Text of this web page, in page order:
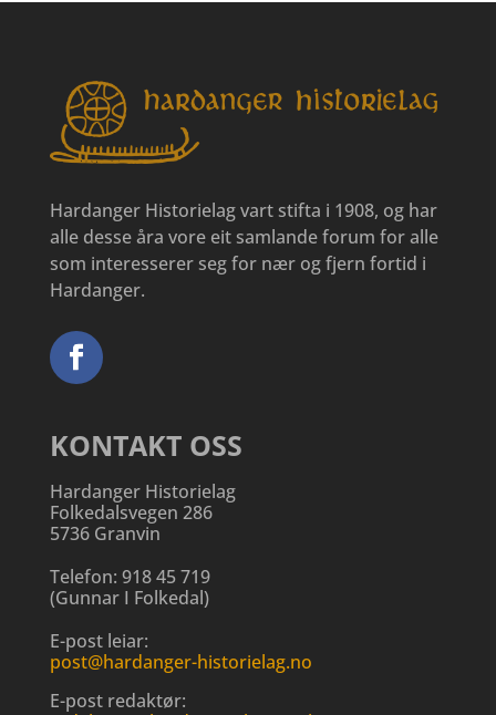
Hardanger Historielag vart stifta i 1908, og har
alle desse åra vore eit samlande forum for alle
som interesserer seg for nær og fjern fortid i
Hardanger.
KONTAKT OSS
Hardanger Historielag
Folkedalsvegen 286
5736 Granvin
Telefon: 918 45 719
(Gunnar I Folkedal)
E-post leiar:
post@hardanger-historielag.no
E-post redaktør: